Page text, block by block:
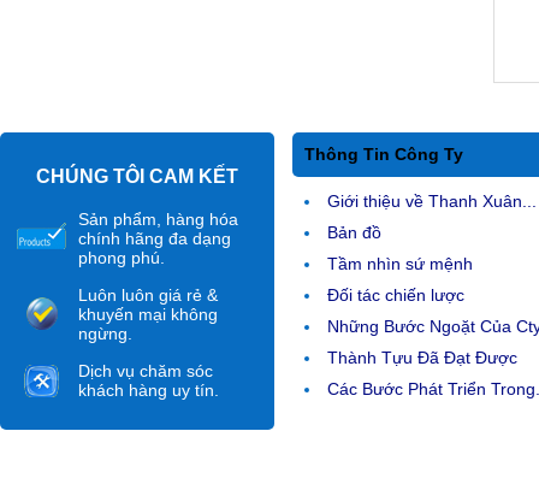
CHÚNG TÔI CAM KẾT
Sản phẩm, hàng hóa
chính hãng đa dạng
phong phú.
Luôn luôn giá rẻ &
khuyến mại không
ngừng.
Dịch vụ chăm sóc
khách hàng uy tín.
Thông Tin Công Ty
Giới thiệu về Thanh Xuân...
Bản đồ
Tầm nhìn sứ mệnh
Đối tác chiến lược
Những Bước Ngoặt Của
Thành Tựu Đã Đạt Được
Các Bước Phát Triển